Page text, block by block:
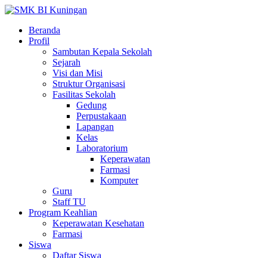
Beranda
Profil
Sambutan Kepala Sekolah
Sejarah
Visi dan Misi
Struktur Organisasi
Fasilitas Sekolah
Gedung
Perpustakaan
Lapangan
Kelas
Laboratorium
Keperawatan
Farmasi
Komputer
Guru
Staff TU
Program Keahlian
Keperawatan Kesehatan
Farmasi
Siswa
Daftar Siswa